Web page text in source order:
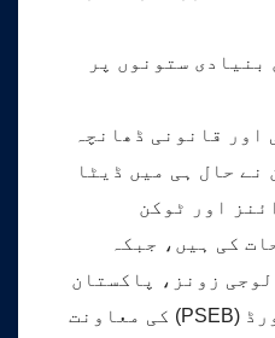
بنیادی ستونوں پر
قانونی ڈھانچہ
نے حال ہی میں ڈیٹا
اور ٹوکن
کی ہیں، جبکہ
زونز، پاکستان
سافٹ ویئر ایکسپورٹ بورڈ (PSEB) کی معاونت